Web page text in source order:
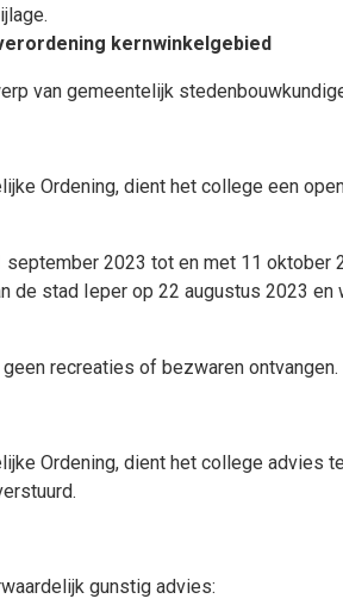
kernwinkelgebied
van gemeentelijk
Ordening, dient het college een
september 2023 tot en met 11 oktober
de stad Ieper op 22 augustus 2023
recreaties of bezwaren ontvangen.
Ordening, dient het college advies
gunstig advies: